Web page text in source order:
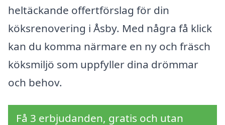
heltäckande offertförslag för din
köksrenovering i Åsby. Med några få klick
kan du komma närmare en ny och fräsch
köksmiljö som uppfyller dina drömmar
och behov.
Få 3 erbjudanden, gratis och utan